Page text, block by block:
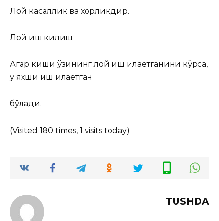
Лой касаллик ва хорликдир.
Лой иш килиш
Агар киши ўзининг лой иш қилаётганини кўрса,
у яхши иш қилаётган
бўлади.
(Visited 180 times, 1 visits today)
TUSHDA